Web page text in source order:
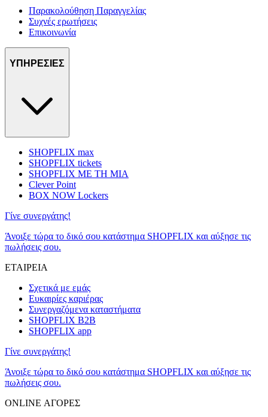
Παρακολούθηση Παραγγελίας
Συχνές ερωτήσεις
Επικοινωνία
ΥΠΗΡΕΣΙΕΣ
SHOPFLIX max
SHOPFLIX tickets
SHOPFLIX ΜΕ ΤΗ ΜΙΑ
Clever Point
BOX NOW Lockers
Γίνε συνεργάτης!
Άνοιξε τώρα το δικό σου κατάστημα SHOPFLIX και αύξησε τις
πωλήσεις σου.
ΕΤΑΙΡΕΙΑ
Σχετικά με εμάς
Ευκαιρίες καριέρας
Συνεργαζόμενα καταστήματα
SHOPFLIX B2B
SHOPFLIX app
Γίνε συνεργάτης!
Άνοιξε τώρα το δικό σου κατάστημα SHOPFLIX και αύξησε τις
πωλήσεις σου.
ONLINE ΑΓΟΡΕΣ